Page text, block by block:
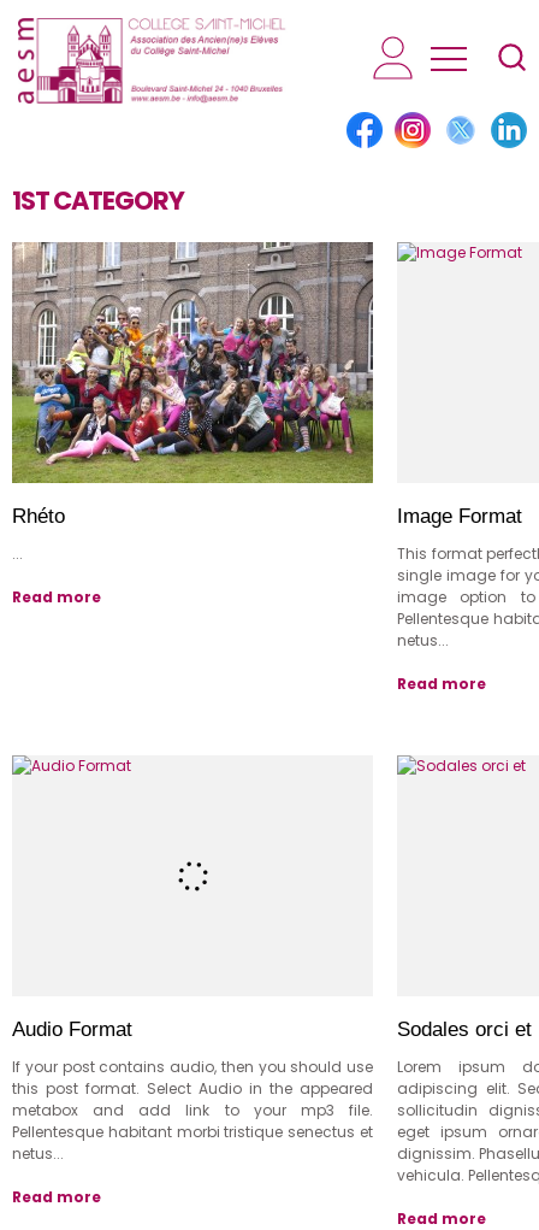
AESM...
1ST CATEGORY
Rhéto
...
Read more
Image Format
This format
single image for
image option
Pellentesque
netus...
Read more
Audio Format
If your post contains audio, then you should use
this post format. Select Audio in the appeared
metabox and add link to your mp3 file.
Pellentesque habitant morbi tristique senectus et
netus...
Read more
Sodales orci et
Lorem ipsum
adipiscing elit.
sollicitudin
eget ipsum
dignissim.
vehicula.
Read more